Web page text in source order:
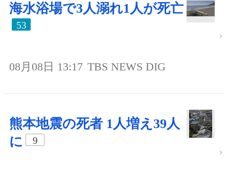
海水浴場で3人溺れ1人が死亡
53
08月08日 13:17 TBS NEWS DIG
熊本地震の死者 1人増え39人
に
9